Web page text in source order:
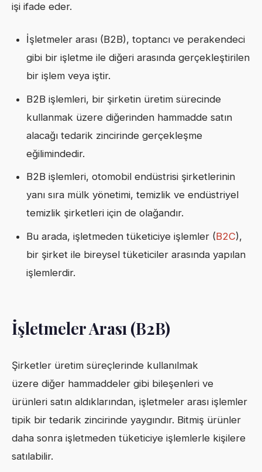
işi ifade eder.
İşletmeler arası (B2B), toptancı ve perakendeci
gibi bir işletme ile diğeri arasında gerçekleştirilen
bir işlem veya iştir.
B2B işlemleri, bir şirketin üretim sürecinde
kullanmak üzere diğerinden hammadde satın
alacağı tedarik zincirinde gerçekleşme
eğilimindedir.
B2B işlemleri, otomobil endüstrisi şirketlerinin
yanı sıra mülk yönetimi, temizlik ve endüstriyel
temizlik şirketleri için de olağandır.
Bu arada, işletmeden tüketiciye işlemler (B2C),
bir şirket ile bireysel tüketiciler arasında yapılan
işlemlerdir.
İşletmeler Arası (B2B)
Şirketler üretim süreçlerinde kullanılmak
üzere diğer hammaddeler gibi bileşenleri ve
ürünleri satın aldıklarından, işletmeler arası işlemler
tipik bir tedarik zincirinde yaygındır. Bitmiş ürünler
daha sonra işletmeden tüketiciye işlemlerle kişilere
satılabilir.